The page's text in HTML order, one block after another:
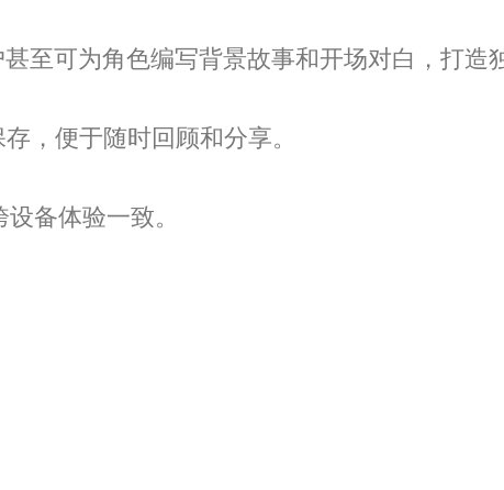
至可为角色编写背景故事和开场对白，打造
，便于随时回顾和分享。
备体验一致。